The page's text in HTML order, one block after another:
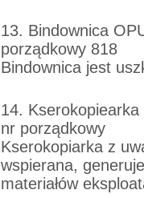
13. Bindownica
porządkowy 818
Bindownica jest
14.
nr porządkowy
Kserokopiarka z
wspierana,
materiałów